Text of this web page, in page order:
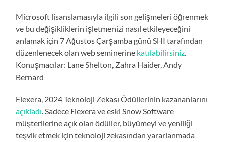
Microsoft lisanslamasıyla ilgili son gelişmeleri öğrenmek
ve bu değişikliklerin işletmenizi nasıl etkileyeceğini
anlamak için 7 Ağustos Çarşamba günü SHI tarafından
düzenlenecek olan web seminerine katılabilirsiniz.
Konuşmacılar: Lane Shelton, Zahra Haider, Andy
Bernard
Flexera, 2024 Teknoloji Zekası Ödüllerinin kazananlarını
açıkladı. Sadece Flexera ve eski Snow Software
müşterilerine açık olan ödüller, büyümeyi ve yeniliği
teşvik etmek için teknoloji zekasından yararlanmada